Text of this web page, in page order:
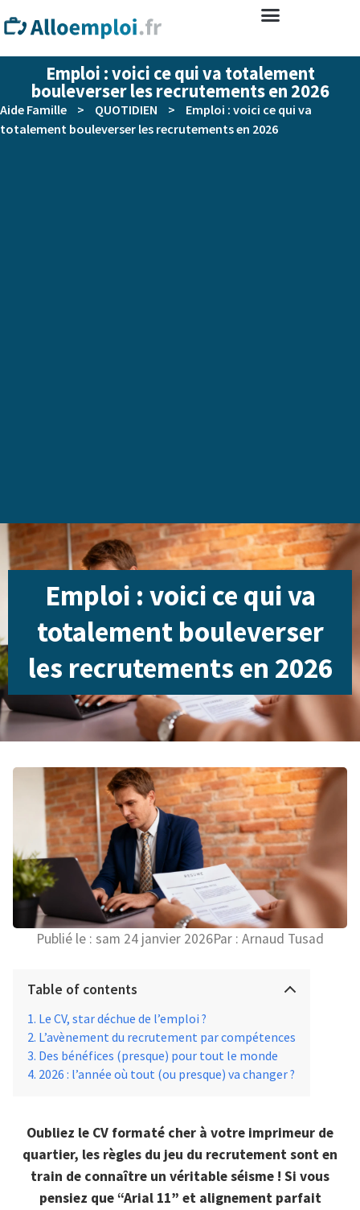
Emploi : voici ce qui va totalement
bouleverser les recrutements en 2026
Aide Famille > QUOTIDIEN >
Emploi : voici ce qui va
totalement bouleverser les recrutements en 2026
Emploi : voici ce qui va
totalement bouleverser
les recrutements en 2026
Publié le : sam 24 janvier 2026Par : Arnaud Tusad
Table of contents
Le CV, star déchue de l’emploi ?
L’avènement du recrutement par compétences
Des bénéfices (presque) pour tout le monde
2026 : l’année où tout (ou presque) va changer ?
Oubliez le CV formaté cher à votre imprimeur de
quartier, les règles du jeu du recrutement sont en
train de connaître un véritable séisme ! Si vous
pensiez que “Arial 11” et alignement parfait